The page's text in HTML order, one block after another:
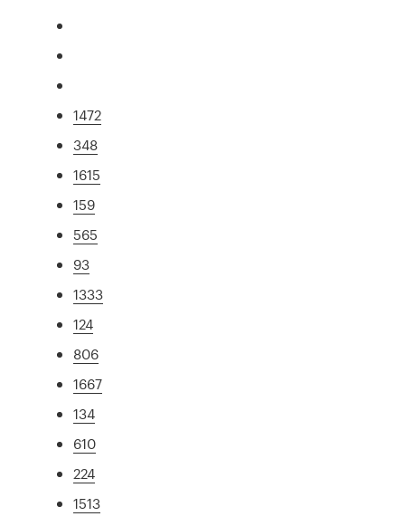
1472
348
1615
159
565
93
1333
124
806
1667
134
610
224
1513